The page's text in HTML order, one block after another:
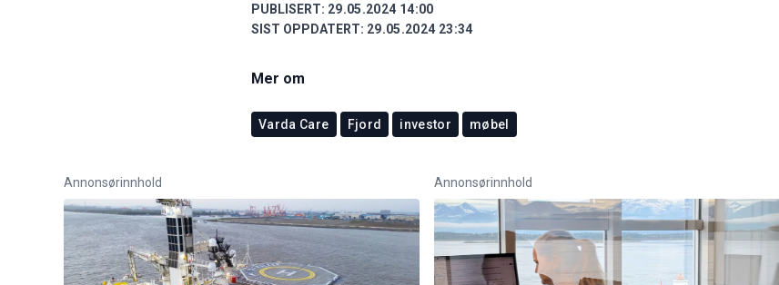
PUBLISERT: 29.05.2024 14:00
SIST OPPDATERT: 29.05.2024 23:34
Mer om
Varda Care Fjord investor møbel
Annonsørinnhold Annonsørinnhold